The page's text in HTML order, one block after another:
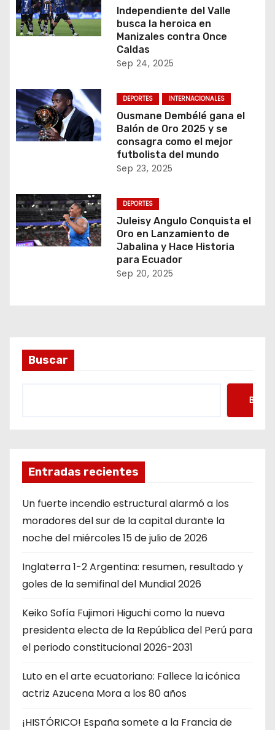
Independiente del Valle
busca la heroica en
Manizales contra Once
Caldas
Sep 24, 2025
DEPORTES INTERNACIONALES
Ousmane Dembélé gana el
Balón de Oro 2025 y se
consagra como el mejor
futbolista del mundo
Sep 23, 2025
DEPORTES
Juleisy Angulo Conquista el
Oro en Lanzamiento de
Jabalina y Hace Historia
para Ecuador
Sep 20, 2025
Buscar
Entradas recientes
Un fuerte incendio estructural alarmó a los
moradores del sur de la capital durante la
noche del miércoles 15 de julio de 2026
Inglaterra 1-2 Argentina: resumen, resultado y
goles de la semifinal del Mundial 2026
Keiko Sofía Fujimori Higuchi como la nueva
presidenta electa de la República del Perú para
el periodo constitucional 2026-2031
Luto en el arte ecuatoriano: Fallece la icónica
actriz Azucena Mora a los 80 años
¡HISTÓRICO! España somete a la Francia de